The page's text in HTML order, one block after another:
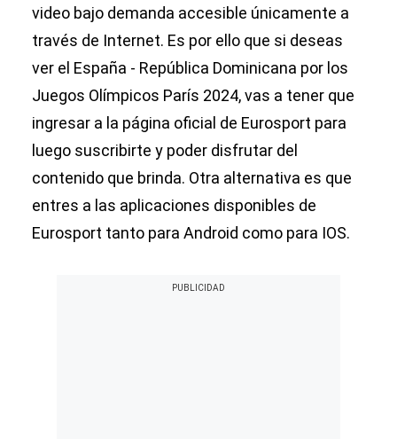
video bajo demanda accesible únicamente a
través de Internet. Es por ello que si deseas
ver el España - República Dominicana por los
Juegos Olímpicos París 2024, vas a tener que
ingresar a la página oficial de Eurosport para
luego suscribirte y poder disfrutar del
contenido que brinda. Otra alternativa es que
entres a las aplicaciones disponibles de
Eurosport tanto para Android como para IOS.